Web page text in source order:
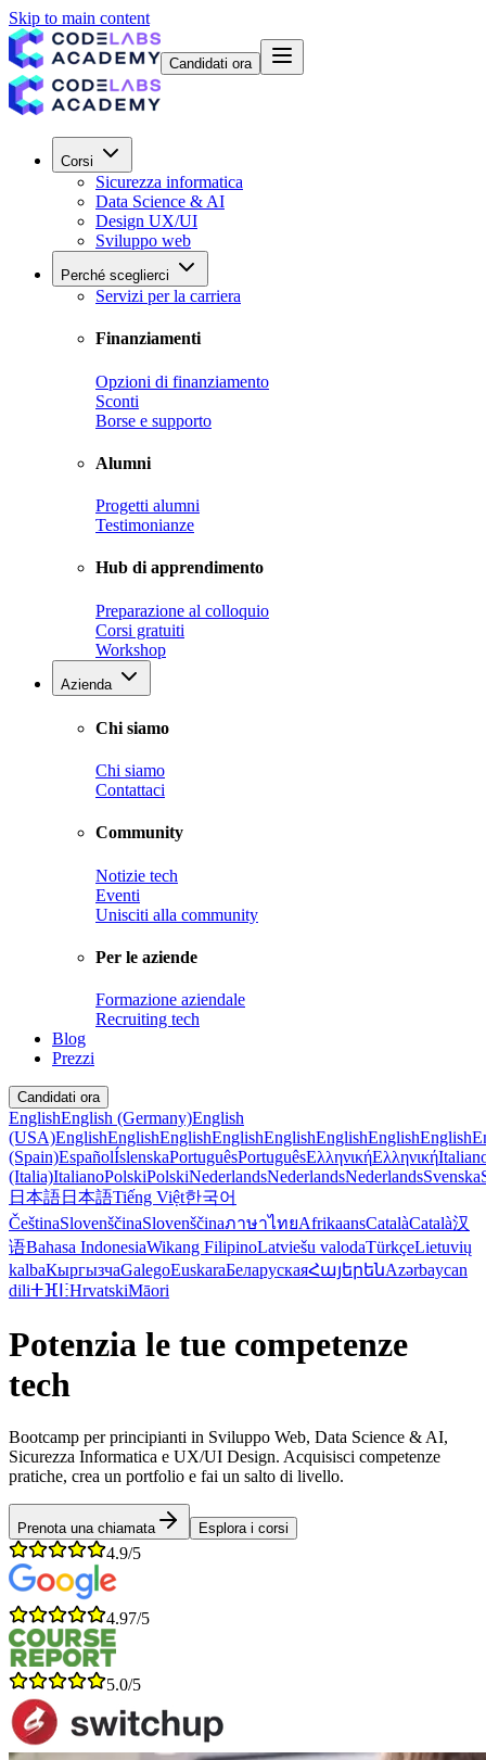
Skip to main content
Candidati ora
Corsi
Sicurezza informatica
Data Science & AI
Design UX/UI
Sviluppo web
Perché sceglierci
Servizi per la carriera
Finanziamenti
Opzioni di finanziamento
Sconti
Borse e supporto
Alumni
Progetti alumni
Testimonianze
Hub di apprendimento
Preparazione al colloquio
Corsi gratuiti
Workshop
Azienda
Chi siamo
Chi siamo
Contattaci
Community
Notizie tech
Eventi
Unisciti alla community
Per le aziende
Formazione aziendale
Recruiting tech
Blog
Prezzi
Candidati ora
EnglishEnglish (Germany)English
(USA)EnglishEnglishEnglishEnglishEnglishEnglishEnglishEnglish
(Spain)EspañolÍslenskaPortuguêsPortuguêsΕλληνικήΕλληνική
(Italia)ItalianoPolskiPolskiNederlandsNederlandsNederlandsSvenska
日本語日本語Tiếng Việt한국어
ČeštinaSlovenščinaSlovenščinaภาษาไทยAfrikaansCatalàCatalà汉
语Bahasa IndonesiaWikang FilipinoLatviešu valodaTürkçeLietuvių
kalbaКыргызчаGalegoEuskaraБеларускаяՀայերենAzərbaycan
diliⵜⴼⵏⵗHrvatskiMāori
Potenzia le tue competenze
tech
Bootcamp per principianti in Sviluppo Web, Data Science & AI,
Sicurezza Informatica e UX/UI Design. Acquisisci competenze
pratiche, crea un portfolio e fai un salto di livello.
Prenota una chiamata Esplora i corsi
4.9/5
4.97/5
5.0/5